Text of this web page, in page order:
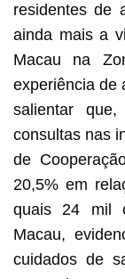
residentes de
ainda mais a
Macau na
experiência de
salientar
consultas nas
de
20,5% em
quais 24 mil
Macau,
cuidados de